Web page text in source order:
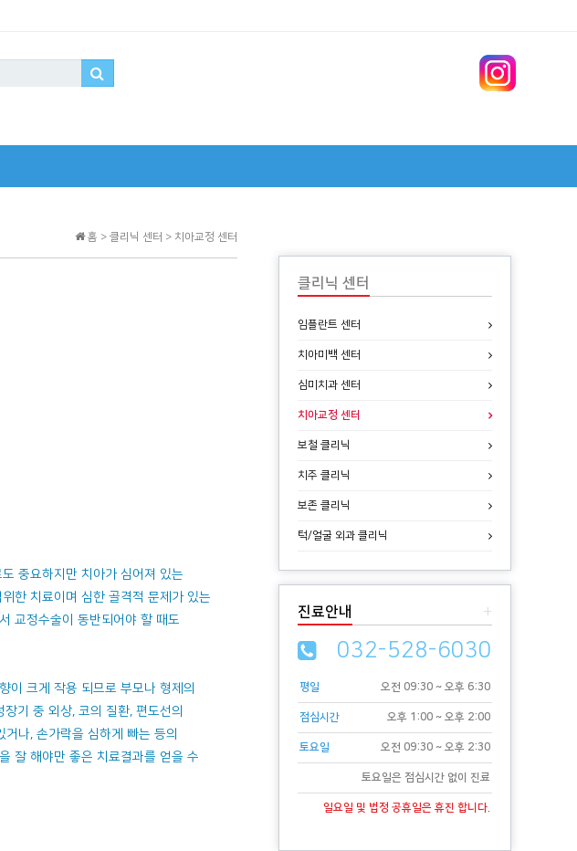
홈 > 클리닉 센터 > 치아교정 센터
중요하지만 치아가 심어져 있는
한 치료이며 심한 골격적 문제가 있는
교정수술이 동반되어야 할 때도
이 크게 작용 되므로 부모나 형제의
기 중 외상, 코의 질환, 편도선의
나, 손가락을 심하게 빠는 등의
잘 해야만 좋은 치료결과를 얻을 수
클리닉 센터
임플란트 센터
치아미백 센터
심미치과 센터
치아교정 센터
보철 클리닉
치주 클리닉
보존 클리닉
턱/얼굴 외과 클리닉
+
진료안내
032-528-6030
평일 오전 09:30 ~ 오후 6:30
점심시간 오후 1:00 ~ 오후 2:00
토요일 오전 09:30 ~ 오후 2:30
토요일은 점심시간 없이 진료
일요일 및 법정 공휴일은 휴진 합니다.